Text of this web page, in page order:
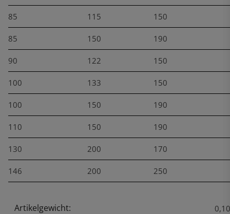
85 115 150
85 150 190
90 122 150
100 133 150
100 150 190
110 150 190
130 200 170
146 200 250
Produkteigenschaft
Wert
Artikelgewicht: 0,10